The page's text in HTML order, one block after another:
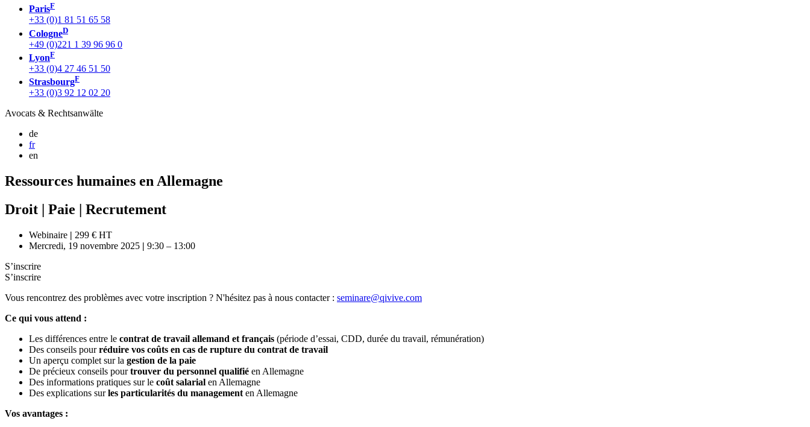
ParisF
+33 (0)1 81 51 65 58
CologneD
+49 (0)221 1 39 96 96 0
LyonF
+33 (0)4 27 46 51 50
StrasbourgF
+33 (0)3 92 12 02 20
Avocats & Rechtsanwälte
de
fr
en
Ressources humaines en Allemagne
Droit | Paie | Recrutement
Webinaire | 299 € HT
Mercredi, 19 novembre 2025 | 9:30 – 13:00
S’inscrire
S’inscrire
Vous rencontrez des problèmes avec votre inscription ? N'hésitez pas à nous contacter : seminare@qivive.com
Ce qui vous attend :
Les différences entre le contrat de travail allemand et français (période d’essai, CDD, durée du travail, rémunération)
​Des conseils pourréduire vos coûts en cas de rupture du contrat de travail
Un aperçu complet sur la gestion de la paie
De précieux conseils pourtrouver du personnel qualifié en Allemagne
Des informations pratiques sur le coût salarial en Allemagne
Des explications surles particularités du management en Allemagne
Vos avantages :